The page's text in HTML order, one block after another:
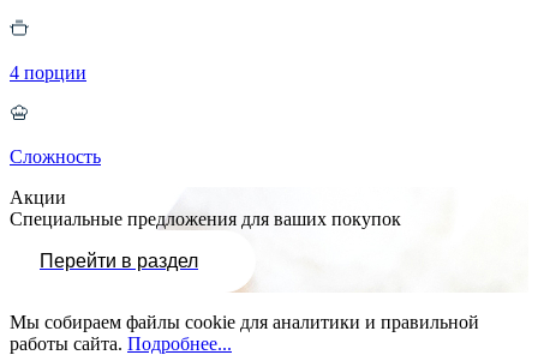
4 порции
Сложность
Акции
Специальные предложения для ваших покупок
Перейти в раздел
Мы собираем файлы cookie для аналитики и правильной
работы сайта. Подробнее...